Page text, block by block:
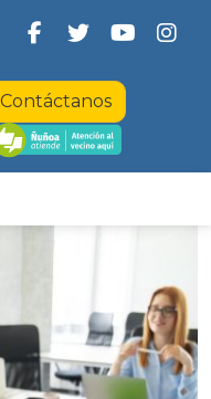
Contáctanos